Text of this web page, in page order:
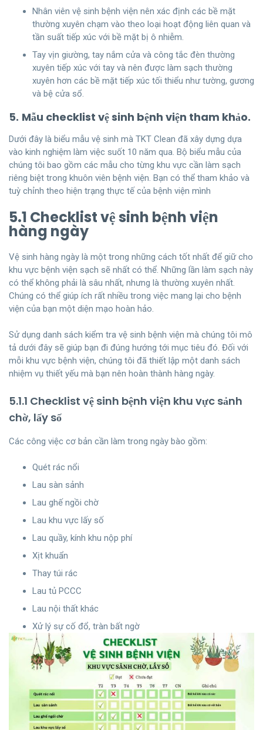
Nhân viên vệ sinh bệnh viện nên xác định các bề mặt
thường xuyên chạm vào theo loại hoạt động liên quan và
tần suất tiếp xúc với bề mặt bị ô nhiễm.
Tay vịn giường, tay nắm cửa và công tắc đèn thường
xuyên tiếp xúc với tay và nên được làm sạch thường
xuyên hơn các bề mặt tiếp xúc tối thiểu như tường, gương
và bệ cửa sổ.
5. Mẫu checklist vệ sinh bệnh viện tham khảo.
Dưới đây là biểu mẫu vệ sinh mà TKT Clean đã xây dựng dựa
vào kinh nghiệm làm việc suốt 10 năm qua. Bộ biểu mẫu của
chúng tôi bao gồm các mẫu cho từng khu vực cần làm sạch
riêng biệt trong khuôn viên bệnh viện. Bạn có thể tham khảo và
tuỳ chỉnh theo hiện trạng thực tế của bệnh viện mình
5.1 Checklist vệ sinh bệnh viện
hàng ngày
Vệ sinh hàng ngày là một trong những cách tốt nhất để giữ cho
khu vực bệnh viện sạch sẽ nhất có thể. Những lần làm sạch này
có thể không phải là sâu nhất, nhưng là thường xuyên nhất.
Chúng có thể giúp ích rất nhiều trong việc mang lại cho bệnh
viện của bạn một diện mạo hoàn hảo.
Sử dụng danh sách kiểm tra vệ sinh bệnh viện mà chúng tôi mô
tả dưới đây sẽ giúp bạn đi đúng hướng tới mục tiêu đó. Đối với
mỗi khu vực bệnh viện, chúng tôi đã thiết lập một danh sách
nhiệm vụ thiết yếu mà bạn nên hoàn thành hàng ngày.
5.1.1 Checklist vệ sinh bệnh viện khu vực sảnh
chờ, lấy số
Các công việc cơ bản cần làm trong ngày bào gồm:
Quét rác nổi
Lau sàn sảnh
Lau ghế ngồi chờ
Lau khu vực lấy số
Lau quầy, kính khu nộp phí
Xịt khuẩn
Thay túi rác
Lau tủ PCCC
Lau nội thất khác
Xử lý sự cố đổ, tràn bất ngờ